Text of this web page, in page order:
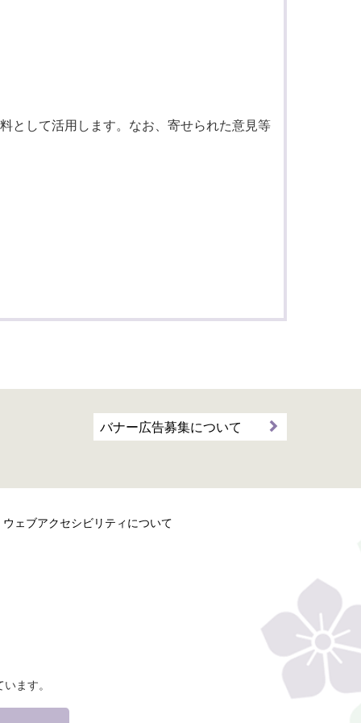
として活用します。なお、寄せられた意見等
バナー広告募集について
ウェブアクセシビリティについて
ます。